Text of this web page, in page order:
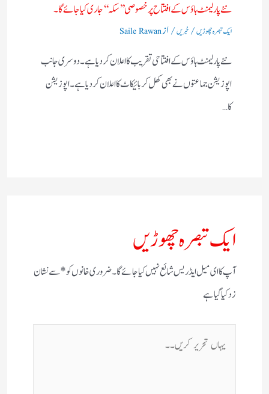
نئے پارلیمنٹ ہاؤس کے افتتاح پر خصوصی ’’سکہ‘‘ جاری کیا جائے گا۔
ایک تبصرہ چھوڑیں/ خبریں/ ازSaile Rawan
نئے پارلیمنٹ ہاؤس کے افتتاحی تقریب کا اعلان کردیا ہے۔ دوسری جانب
اپوزیشن جماعتوں نے بھی کھل کر بائیکاٹ کا اعلان کردیا ہے۔ اپوزیشن
کا…
ایک تبصرہ چھوڑیں
آپ کا ای میل ایڈریس شائع نہیں کیا جائے گا۔ضروری خانوں کو*سے نشان
زد کیا گیا ہے
یہاں
تحریر